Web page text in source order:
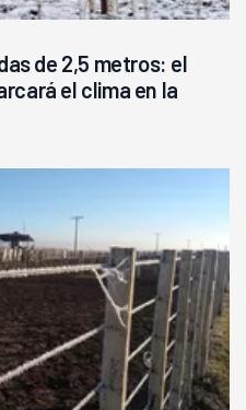
de 2,5 metros: el
el clima en la